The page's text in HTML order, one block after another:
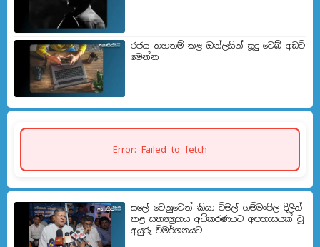
රජය තහනම් කළ ඔන්ලයින් සූදු වෙබ් අඩවි
මෙන්න
Error: Failed to fetch
සලේ වෙනුවෙන් කියා විමල් ගම්මංපිල දිලිත්
කළ සත්‍යග්‍රහය අධිකරණයට අපහාසයක් වූ
අයුරු විමර්ශනයට